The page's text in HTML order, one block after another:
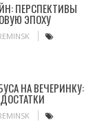
ПЕРСПЕКТИВЫ
ЭПОХУ
НА ВЕЧЕРИНКУ: